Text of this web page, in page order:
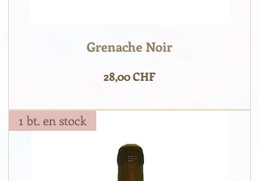
Grenache Noir
Prix
28,00 CHF
1 bt. en stock